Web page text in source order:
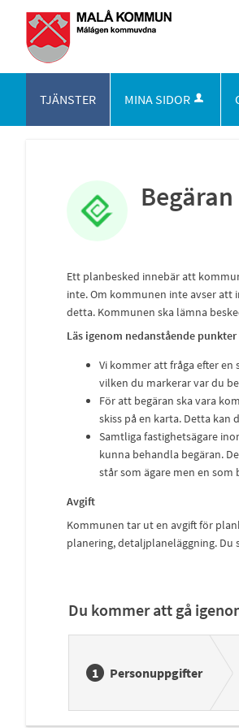
TJÄNSTER MINA SIDOR
Ett planbesked innebär att
inte. Om kommunen inte avser
detta. Kommunen ska lämna
Läs igenom nedanstående
Vi kommer att fråga efter
vilken du markerar var du
För att begäran ska vara
skiss på en karta. Detta
Samtliga fastighetsägare
kunna behandla begäran.
står som ägare men en som
Avgift
Kommunen tar ut en avgift för
planering, detaljplaneläggning. Du
Du kommer att gå
Personuppgifter